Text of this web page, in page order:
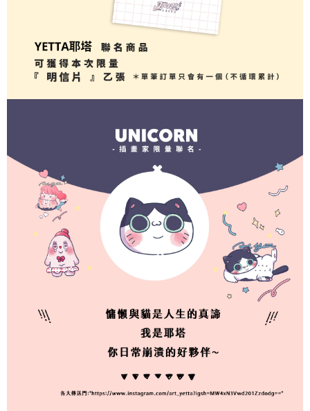
1.本服務係由「台灣大哥大股份有限公司」（以下簡稱本公司）所提供，讓
用戶於交易時，得透過本服務購買商品或服務，並由商店將買賣／分期付款
買賣價金債權讓與本公司後，依約使用本公司帳單繳交帳款。
2.基於同意付款使用「大哥付你分期」之契約關係目的，商店將以您的個人
資料（包含姓名、電話或地址）提供予台灣大哥大進項蒐集、處理及利用，
由本公司與您本人進行分期帳單所需資料之確認、核對及更正。
ATM／網路銀行／等多元方式進行付款，方視為交易完成。
※ 請注意：結帳手續完成當下不需立刻繳費，但若您需要取消訂單，請聯絡
購買商品的店家。未經商家同意取消之訂單仍視為有效，需透過AFTEE先享
後付繳納相關費用。
是否繳費成功／繳費後需取消欲退款等相關疑問，請聯繫「AFTEE先享後付
客戶支援中心」https://netprotections.freshdesk.com/support/home
易，需依本服務之必要範圍內提供個人資料，並將交易相關給付款項請求債
權轉讓予恩沛科技股份有限公司。
２．關於個人資料處理事宜，請瀏覽以下網址：
https://aftee.tw/terms/#terms3
３．未成年的使用者請事先徵得法定代理人或監護人之同意方可使用
「AFTEE先享後付」，若未經同意申辦者引起之損失，本公司不負相關責
４．使用「AFTEE先享後付」時，將依據個別帳號之用戶狀況，依本公司即
時審查核予不同之上限額度；若仍有額度不足之情形，本公司將視審查結果
請求用戶進行身份認證。
５．嚴禁一人註冊多個帳號或使用他人資訊註冊。若發現惡意使用之情形，
恩沛科技股份有限公司將有權停止該用戶之使用額度並採取法律行動。
7-11取貨（物流比較快）
每筆NT$70，滿NT$1,000(含以上)免運費
每筆NT$70，滿NT$899(含以上)免運費
為了避免耽誤您寶貴的收件時間，建議採用宅配方式配送商品。
EZPost 中華郵政 (*Maximum item weight: 2kg.)
SF Express 順豐速運 (中港澳可填順豐站點點碼) 查看運費